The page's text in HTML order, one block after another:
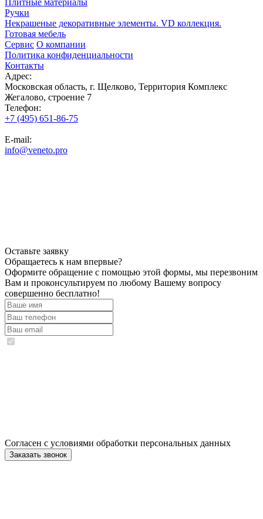
Плитные материалы
Ручки
Некрашеные декоративные элементы. VD коллекция.
Готовая мебель
Сервис О компании
Политика конфиденциальности
Контакты
Адрес:
Московская область, г. Щелково, Территория Комплекс
Жегалово, строение 7
Телефон:
+7 (495) 651-86-75
E-mail:
info@veneto.pro
Оставьте заявку
Обращаетесь к нам впервые?
Оформите обращение с помощью этой формы, мы перезвоним
Вам и проконсультируем по любому Вашему вопросу
совершенно бесплатно!
Согласен с условиями обработки персональных данных